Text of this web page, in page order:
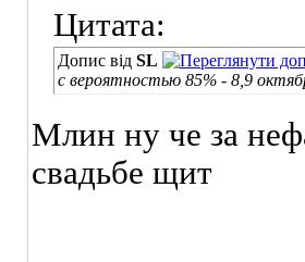
Цитата:
Допис від SL
с вероятностью 85% - 8,9
Млин ну че за
свадьбе щит